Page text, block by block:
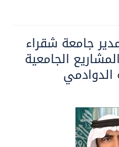
جامعة شقراء
الجامعية